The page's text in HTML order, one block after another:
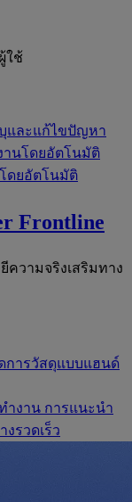
ใช้
และแก้ไขปัญหา
านโดยอัตโนมัติ
ดยอัตโนมัติ
Frontline
วามจริงเสริมทาง
การวัสดุแบบแฮนด์
ำงาน การแนะนำ
รวดเร็ว